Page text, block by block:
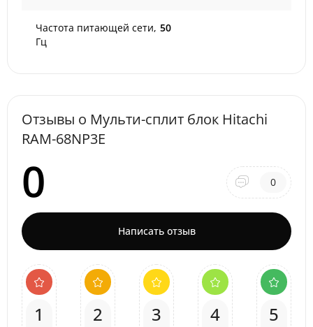
Частота питающей сети,
Гц
50
Отзывы о Мульти-сплит блок Hitachi
RAM-68NP3E
0 0
Написать отзыв
1 2 3 4 5